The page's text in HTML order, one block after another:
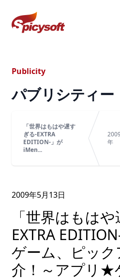
スパイシーソフト株式会社
Publicity
パブリシティー
「世界はもはや遅す
ぎる-EXTRA
EDITION-」が
iMen...
年
2009年5月13日
「世界はもは
EXTRA
ゲーム、ピッ
介！～アプリ★